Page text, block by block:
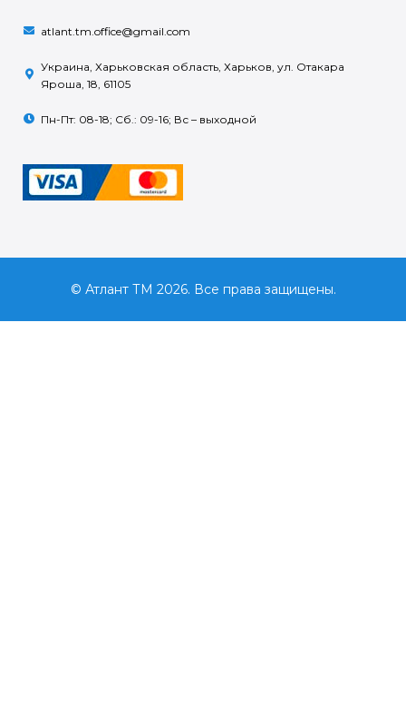
atlant.tm.office@gmail.com
Украина, Харьковская область, Харьков, ул. Отакара
Яроша, 18, 61105
Пн-Пт: 08-18; Сб.: 09-16; Вс – выходной
© Атлант ТМ 2026. Все права защищены.